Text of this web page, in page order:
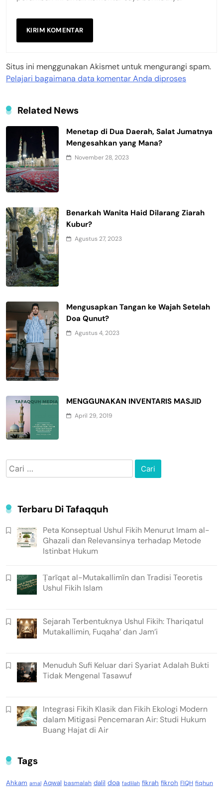
Situs ini menggunakan Akismet untuk mengurangi spam.
Pelajari bagaimana data komentar Anda diproses
Related News
Menetap di Dua Daerah, Salat Jumatnya
Mengesahkan yang Mana?
November 28, 2023
Benarkah Wanita Haid Dilarang Ziarah
Kubur?
Agustus 27, 2023
Mengusapkan Tangan ke Wajah Setelah
Doa Qunut?
Agustus 4, 2023
MENGGUNAKAN INVENTARIS MASJID
April 29, 2019
Cari
untuk:
Terbaru Di Tafaqquh
Peta Konseptual Ushul Fikih Menurut Imam al-
Ghazali dan Relevansinya terhadap Metode
Istinbat Hukum
Ṭarīqat al-Mutakallimīn dan Tradisi Teoretis
Ushul Fikih Islam
Sejarah Terbentuknya Ushul Fikih: Thariqatul
Mutakallimin, Fuqaha’ dan Jam’i
Menuduh Sufi Keluar dari Syariat Adalah Bukti
Tidak Mengenal Tasawuf
Integrasi Fikih Klasik dan Fikih Ekologi Modern
dalam Mitigasi Pencemaran Air: Studi Hukum
Buang Hajat di Air
Tags
Ahkam amal Aqwal basmalah dalil doa fadlilah fikrah fikroh FIQH fiqhun